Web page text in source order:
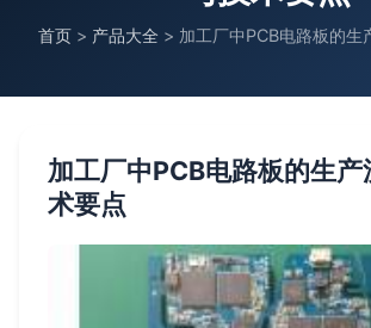
首页 > 产品大全 > 加工厂中PCB电路板的生
加工厂中PCB电路板的生产
术要点